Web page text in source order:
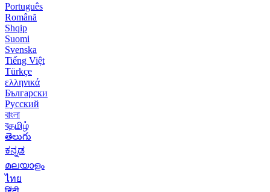
Português
Română
Shqip
Suomi
Svenska
Tiếng Việt
Türkçe
ελληνικά
Български
Русский
বাংলা
বதமிழ்
తెలుగు
ಕನ್ನಡ
മലയാളം
ไทย